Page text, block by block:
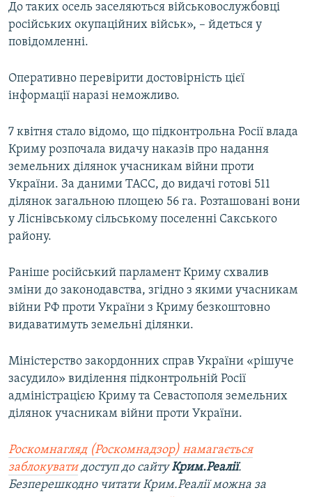
До таких осель заселяються військовослужбовці
російських окупаційних військ», – йдеться у
повідомленні.
Оперативно перевірити достовірність цієї
інформації наразі неможливо.
7 квітня стало відомо, що підконтрольна Росії влада
Криму розпочала видачу наказів про надання
земельних ділянок учасникам війни проти
України. За даними ТАСС, до видачі готові 511
ділянок загальною площею 56 га. Розташовані вони
у Ліснівському сільському поселенні Сакського
району.
Раніше російський парламент Криму схвалив
зміни до законодавства, згідно з якими учасникам
війни РФ проти України з Криму безкоштовно
видаватимуть земельні ділянки.
Міністерство закордонних справ України «рішуче
засудило» виділення підконтрольній Росії
адміністрацією Криму та Севастополя земельних
ділянок учасникам війни проти України.
Роскомнагляд (Роскомнадзор) намагається
заблокуватидоступ до сайтуКрим.Реалії.
Безперешкодно читати Крим.Реалії можна за